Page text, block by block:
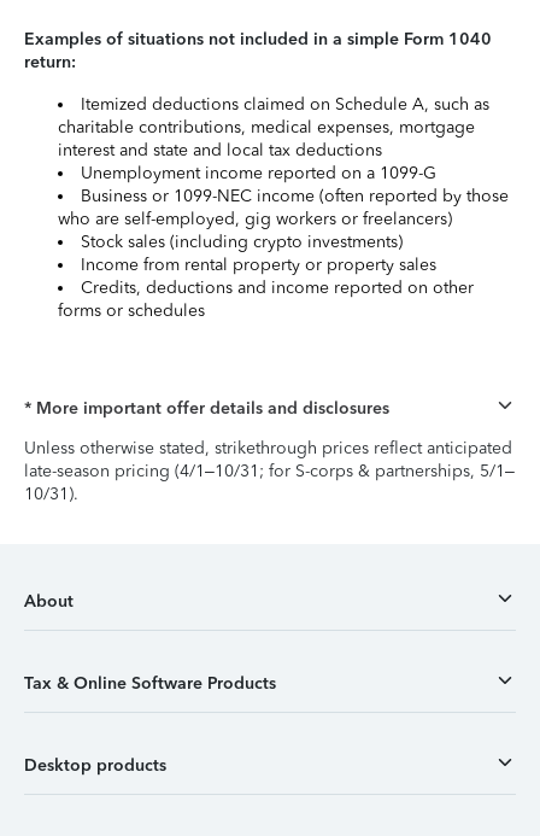
Examples of situations not included in a simple Form 1040
return:
Itemized deductions claimed on Schedule A, such as
charitable contributions, medical expenses, mortgage
interest and state and local tax deductions
Unemployment income reported on a 1099-G
Business or 1099-NEC income (often reported by those
who are self-employed, gig workers or freelancers)
Stock sales (including crypto investments)
Income from rental property or property sales
Credits, deductions and income reported on other
forms or schedules
* More important offer details and disclosures
Unless otherwise stated, strikethrough prices reflect anticipated
late-season pricing (4/1–10/31; for S-corps & partnerships, 5/1–
10/31).
About
Tax & Online Software Products
Desktop products